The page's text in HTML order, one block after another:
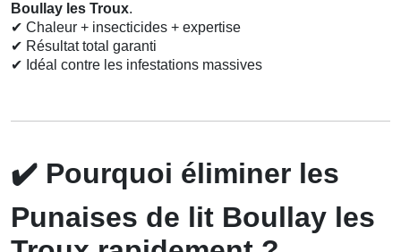
Boullay les Troux.
✔ Chaleur + insecticides + expertise
✔ Résultat total garanti
✔ Idéal contre les infestations massives
✔️ Pourquoi éliminer les
Punaises de lit Boullay les